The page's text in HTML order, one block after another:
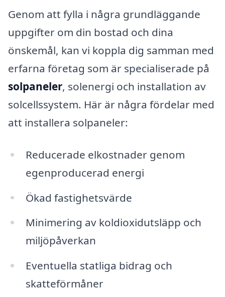
Genom att fylla i några grundläggande
uppgifter om din bostad och dina
önskemål, kan vi koppla dig samman med
erfarna företag som är specialiserade på
solpaneler, solenergi och installation av
solcellssystem. Här är några fördelar med
att installera solpaneler:
Reducerade elkostnader genom
egenproducerad energi
Ökad fastighetsvärde
Minimering av koldioxidutsläpp och
miljöpåverkan
Eventuella statliga bidrag och
skatteförmåner